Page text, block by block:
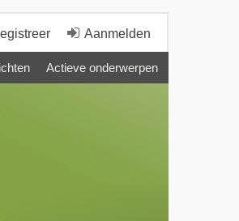
Aanmelden
Actieve onderwerpen